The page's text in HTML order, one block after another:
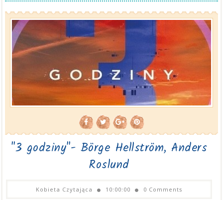
"3 godziny"- Börge Hellström, Anders
Roslund
Kobieta Czytająca 10:00:00 0 Comments